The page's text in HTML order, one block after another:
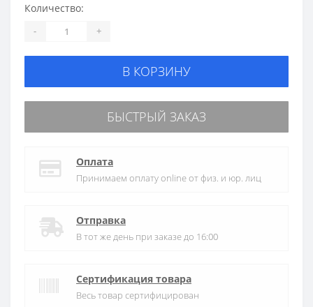
Количество:
- +
В КОРЗИНУ
БЫСТРЫЙ ЗАКАЗ
Оплата
Принимаем оплату online от физ. и юр. лиц
Отправка
В тот же день при заказе до 16:00
Сертификация товара
Весь товар сертифицирован